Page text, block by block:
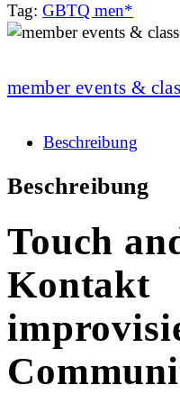
Tag: GBTQ men*
member events &
Beschreibung
Beschreibung
Touch
Kontakt